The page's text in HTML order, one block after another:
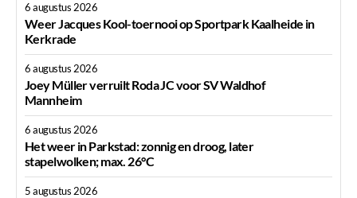
6 augustus 2026
Weer Jacques Kool-toernooi op Sportpark Kaalheide in
Kerkrade
6 augustus 2026
Joey Müller verruilt Roda JC voor SV Waldhof
Mannheim
6 augustus 2026
Het weer in Parkstad: zonnig en droog, later
stapelwolken; max. 26°C
5 augustus 2026